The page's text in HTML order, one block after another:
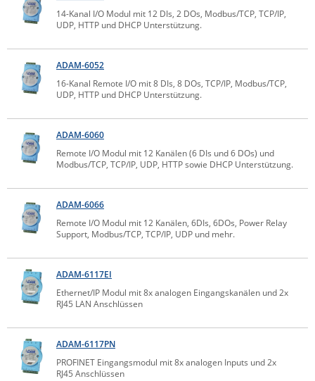
Vision
Westermo
Yuasa
News zu unseren Herstellern
14-Kanal I/O Modul mit 12 DIs, 2 DOs, Modbus/TCP, TCP/IP,
UDP, HTTP und DHCP Unterstützung.
ADAM-6052
16-Kanal Remote I/O mit 8 DIs, 8 DOs, TCP/IP, Modbus/TCP,
UDP, HTTP und DHCP Unterstützung.
ADAM-6060
Remote I/O Modul mit 12 Kanälen (6 DIs und 6 DOs) und
Modbus/TCP, TCP/IP, UDP, HTTP sowie DHCP Unterstützung.
ADAM-6066
Remote I/O Modul mit 12 Kanälen, 6DIs, 6DOs, Power Relay
Support, Modbus/TCP, TCP/IP, UDP und mehr.
ADAM-6117EI
Ethernet/IP Modul mit 8x analogen Eingangskanälen und 2x
RJ45 LAN Anschlüssen
ADAM-6117PN
PROFINET Eingangsmodul mit 8x analogen Inputs und 2x
RJ45 Anschlüssen